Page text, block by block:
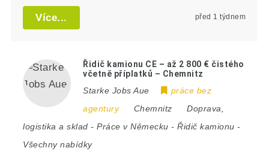
Více... před 1 týdnem
Řidič kamionu CE – až 2 800 € čistého
včetně příplatků – Chemnitz
Starke Jobs Aue
práce bez
agentury
Chemnitz
Doprava,
logistika a sklad -Práce v Německu -Řidič kamionu -
Všechny nabídky